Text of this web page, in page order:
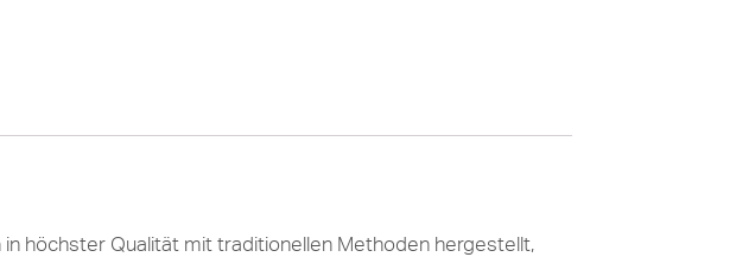
in höchster Qualität mit traditionellen Methoden hergestellt,